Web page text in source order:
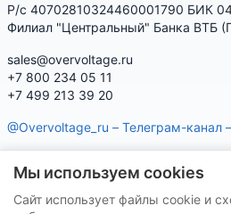
Р/с 40702810324460001790 БИК
Филиал "Центральный" Банка ВТБ
sales@overvoltage.ru
+7 800 234 05 11
+7 499 213 39 20
@Overvoltage_ru – Телеграм-канал
характеристики, наличие, подбор
Нашу продукцию Вы можете
Мы используем cookies
Сайт использует файлы cookie и